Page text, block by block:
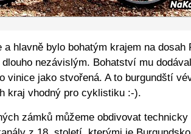
a hlavně bylo bohatým krajem na dosah
nezávislým. Bohatství mu
vinice jako stvořená. A to burgundští
kraj vhodný pro cyklistiku :-).
zámků můžeme obdivovat technicky